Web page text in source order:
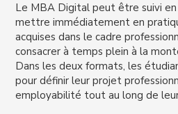
Le MBA Digital peut être suivi en
mettre immédiatement en
acquises dans le cadre
consacrer à temps plein à la
Dans les deux formats, les
pour définir leur projet
employabilité tout au long de leur